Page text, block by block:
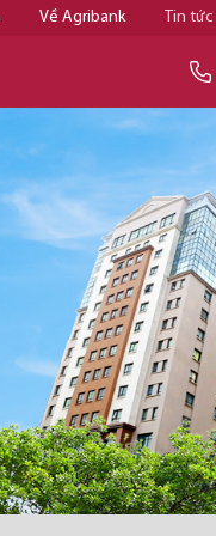
Về Agribank Tin tức